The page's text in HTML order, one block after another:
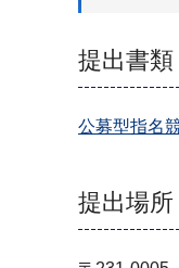
提出書類
公募型指名
提出場所